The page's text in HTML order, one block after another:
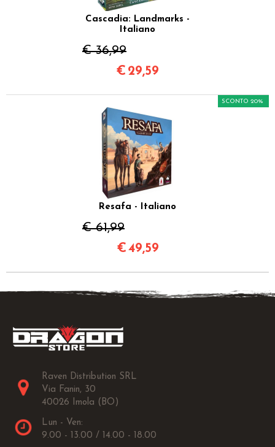
Cascadia: Landmarks -
Italiano
€ 36,99
€ 29,59
Resafa - Italiano
€ 61,99
SCONTO 20%
€49,59
Raven Distribution SRL
Via Fanin, 30
40026 Imola (BO)
Lun - Ven:
9.00 - 13.00 / 14.00 - 18.00